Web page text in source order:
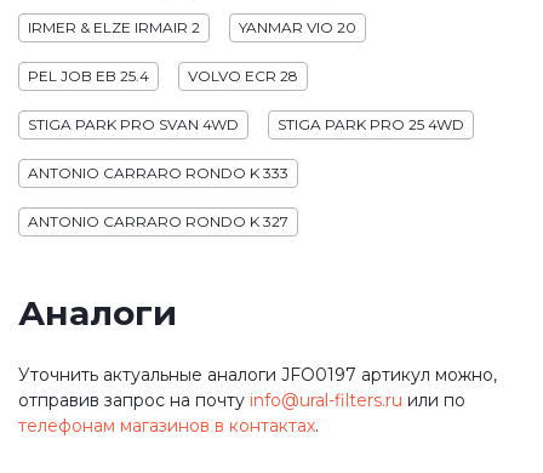
IRMER & ELZE IRMAIR 2 YANMAR VIO 20
PEL JOB EB 25.4 VOLVO ECR 28
STIGA PARK PRO SVAN 4WD STIGA PARK PRO 25 4WD
ANTONIO CARRARO RONDO K 333
ANTONIO CARRARO RONDO K 327
Аналоги
Уточнить актуальные аналоги JFO0197 артикул можно,
отправив запрос на почту info@ural-filters.ru или по
телефонам магазинов в контактах.